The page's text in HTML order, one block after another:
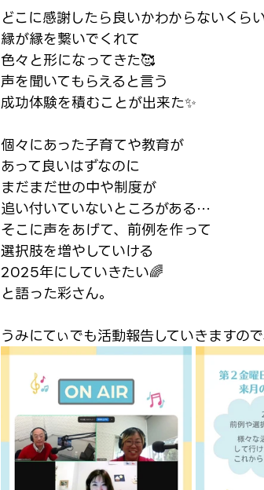
どこに感謝したら良いかわからないくら
縁が縁を繋いでくれて
色々と形になってきた🥰
声を聞いてもらえると言う
成功体験を積むことが出来た✨
個々にあった子育てや教育が
あって良いはずなのに
まだまだ世の中や制度が
追い付いていないところがある…
そこに声をあげて、前例を作って
選択肢を増やしていける
2025年にしていきたい🌈
と語った彩さん。
うみにてぃでも活動報告していきますの